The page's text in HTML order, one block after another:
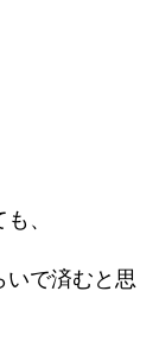
、
いで済むと思